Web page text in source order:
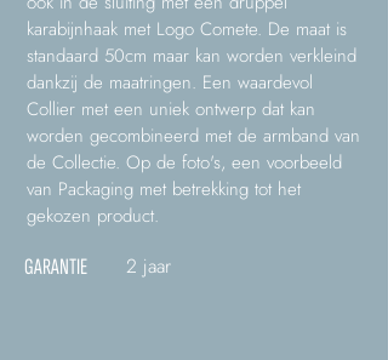
karabijnhaak met Logo Comete. De maat is
standaard 50cm maar kan worden verkleind
dankzij de maatringen. Een waardevol
Collier met een uniek ontwerp dat kan
worden gecombineerd met de armband van
de Collectie. Op de foto's, een voorbeeld
van Packaging met betrekking tot het
gekozen product.
GARANTIE 2 jaar